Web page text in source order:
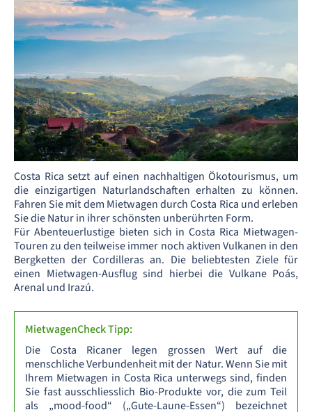
Costa Rica setzt auf einen nachhaltigen Ökotourismus, um
die einzigartigen Naturlandschaften erhalten zu können.
Fahren Sie mit dem Mietwagen durch Costa Rica und erleben
Sie die Natur in ihrer schönsten unberührten Form.
Für Abenteuerlustige bieten sich in Costa Rica Mietwagen-
Touren zu den teilweise immer noch aktiven Vulkanen in den
Bergketten der Cordilleras an. Die beliebtesten Ziele für
einen Mietwagen-Ausflug sind hierbei die Vulkane Poás,
Arenal und Irazú.
MietwagenCheck Tipp:
Die Costa Ricaner legen grossen Wert auf die
menschliche Verbundenheit mit der Natur. Wenn Sie mit
Ihrem Mietwagen in Costa Rica unterwegs sind, finden
Sie fast ausschliesslich Bio-Produkte vor, die zum Teil
als „mood-food“ („Gute-Laune-Essen“) bezeichnet